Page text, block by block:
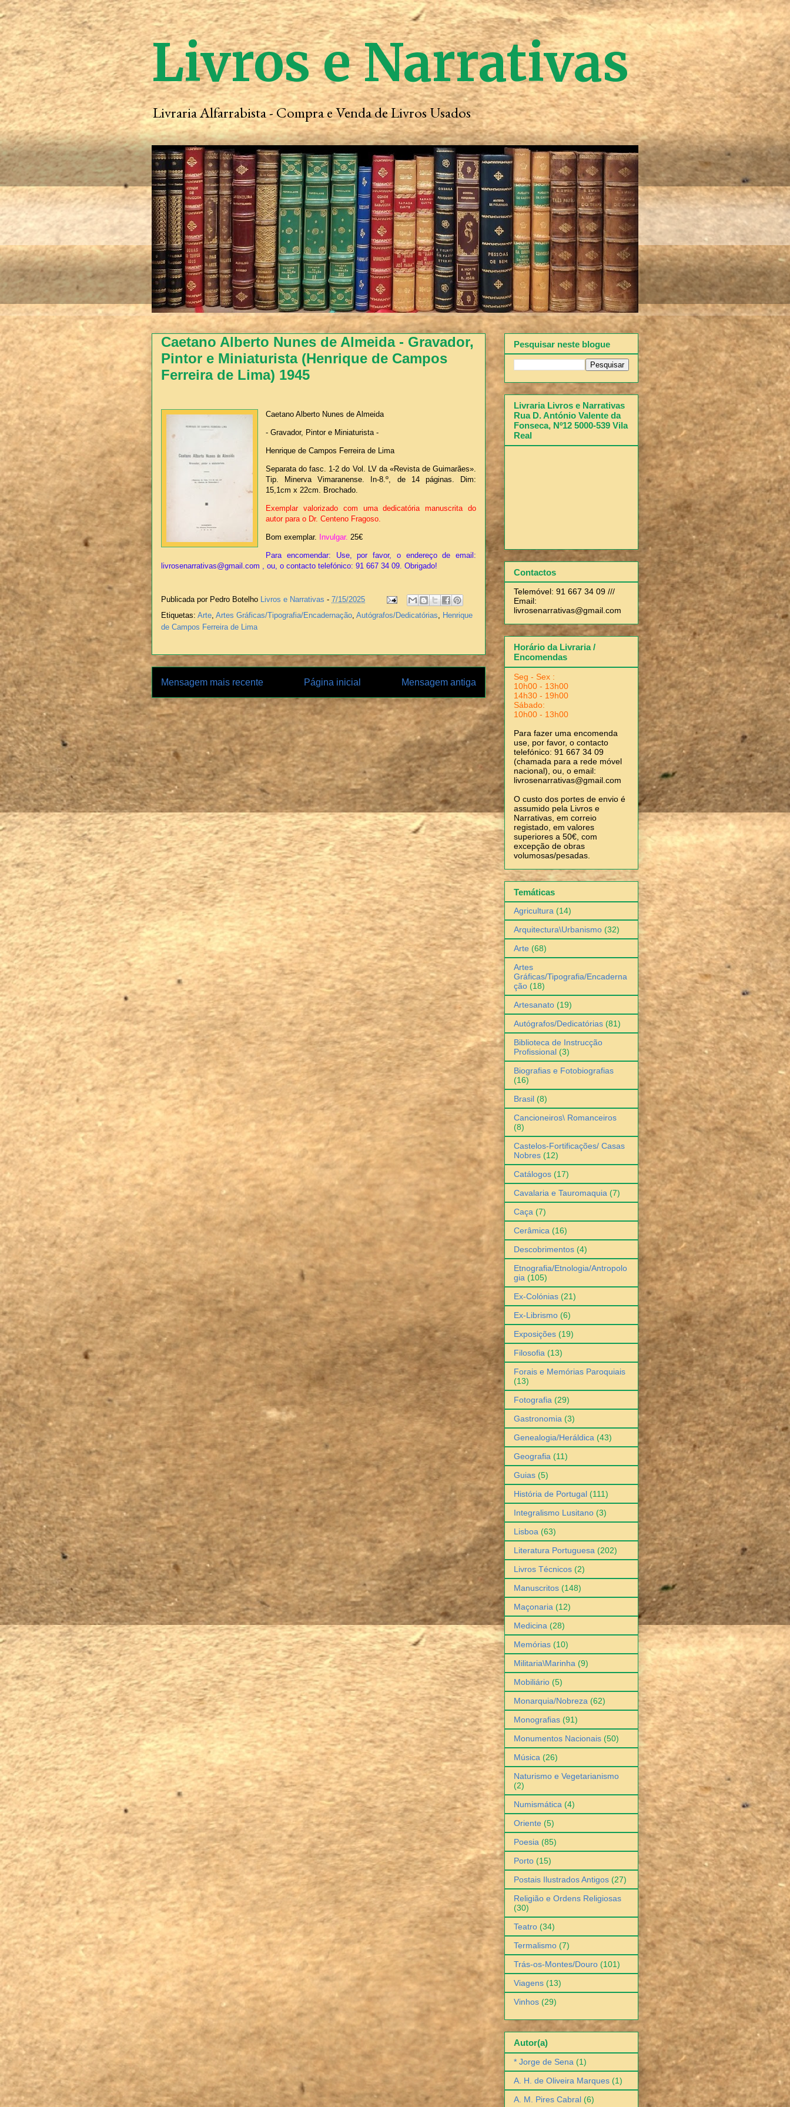
Livros e Narrativas
Livraria Alfarrabista - Compra e Venda de Livros Usados
Caetano Alberto Nunes de Almeida - Gravador,
Pintor e Miniaturista (Henrique de Campos
Ferreira de Lima) 1945
Caetano Alberto Nunes de Almeida
- Gravador, Pintor e Miniaturista -
Henrique de Campos Ferreira de Lima
Separata do fasc. 1-2 do Vol. LV da «Revista de Guimarães».
Tip. Minerva Vimaranense. In-8.º, de 14 páginas. Dim:
15,1cm x 22cm. Brochado.
Exemplar valorizado com uma dedicatória manuscrita do
autor para o Dr. Centeno Fragoso.
Bom exemplar. Invulgar. 25€
Para encomendar: Use, por favor, o endereço de email:
livrosenarrativas@gmail.com , ou, o contacto telefónico: 91 667 34 09. Obrigado!
Publicada por Pedro Botelho Livros e Narrativas - 7/15/2025
Etiquetas: Arte Artes Gráficas/Tipografia/Encadernação Autógrafos/Dedicatórias
Henrique
de Campos Ferreira de Lima
Mensagem mais recente Mensagem antiga
Página inicial
Pesquisar neste blogue
Livraria Livros e Narrativas
Rua D. António Valente da
Fonseca, Nº12 5000-539 Vila
Real
Contactos
Telemóvel: 91 667 34 09 ///
Email:
livrosenarrativas@gmail.com
Horário da Livraria /
Encomendas
Seg - Sex :
10h00 - 13h00
14h30 - 19h00
Sábado:
10h00 - 13h00
Para fazer uma encomenda
use, por favor, o contacto
telefónico: 91 667 34 09
(chamada para a rede móvel
nacional), ou, o email:
livrosenarrativas@gmail.com
O custo dos portes de envio é
assumido pela Livros e
Narrativas, em correio
registado, em valores
superiores a 50€, com
excepção de obras
volumosas/pesadas.
Temáticas
Agricultura (14)
Arquitectura\Urbanismo (32)
Arte (68)
Artes
Gráficas/Tipografia/Encaderna
ção (18)
Artesanato (19)
Autógrafos/Dedicatórias (81)
Biblioteca de Instrucção
Profissional (3)
Biografias e Fotobiografias
(16)
Brasil (8)
Cancioneiros\ Romanceiros
(8)
Castelos-Fortificações/ Casas
Nobres (12)
Catálogos (17)
Cavalaria e Tauromaquia (7)
Caça (7)
Cerâmica (16)
Descobrimentos (4)
Etnografia/Etnologia/Antropolo
gia (105)
Ex-Colónias (21)
Ex-Librismo (6)
Exposições (19)
Filosofia (13)
Forais e Memórias Paroquiais
(13)
Fotografia (29)
Gastronomia (3)
Genealogia/Heráldica (43)
Geografia (11)
Guias (5)
História de Portugal (111)
Integralismo Lusitano (3)
Lisboa (63)
Literatura Portuguesa (202)
Livros Técnicos (2)
Manuscritos (148)
Maçonaria (12)
Medicina (28)
Memórias (10)
Militaria\Marinha (9)
Mobiliário (5)
Monarquia/Nobreza (62)
Monografias (91)
Monumentos Nacionais (50)
Música (26)
Naturismo e Vegetarianismo
(2)
Numismática (4)
Oriente (5)
Poesia (85)
Porto (15)
Postais Ilustrados Antigos (27)
Religião e Ordens Religiosas
(30)
Teatro (34)
Termalismo (7)
Trás-os-Montes/Douro (101)
Viagens (13)
Vinhos (29)
Autor(a)
* Jorge de Sena (1)
A. H. de Oliveira Marques (1)
A. M. Pires Cabral (6)